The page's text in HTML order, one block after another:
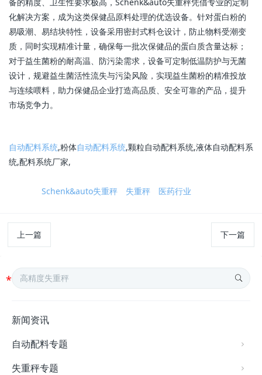
化解决方案，成为这类保健品原料处理的优选设备。针对蛋白粉的
易吸潮、易结块特性，设备采用密封式料仓设计，防止物料受潮变
质，同时实现精准计量，确保每一批次保健品的蛋白质含量达标；
对于益生菌粉的耐高温、防污染需求，设备可定制低温防护与无菌
设计，规避益生菌活性流失与污染风险，实现益生菌粉的精准投放
与连续喂料，助力保健品企业打造高品质、安全可靠的产品，提升
市场竞争力。
自动配料系统,粉体自动配料系统,颗粒自动配料系统,液体自动配料系
统,配料系统厂家,
Schenk&auto失重秤 失重秤 医药行业
上一篇 下一篇
新闻资讯
自动配料专题
失重秤专题